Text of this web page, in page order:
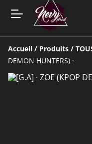
Accueil / Produits /
DEMON HUNTERS) ·